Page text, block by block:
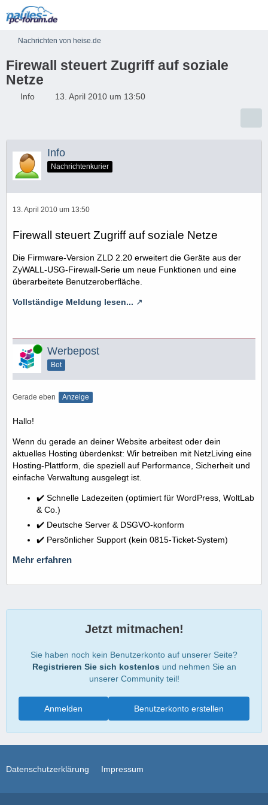
Nachrichten von heise.de
Firewall steuert Zugriff auf soziale
Netze
Info 13. April 2010 um 13:50
Info
Nachrichtenkurier
13. April 2010 um 13:50
Firewall steuert Zugriff auf soziale Netze
Die Firmware-Version ZLD 2.20 erweitert die Geräte aus der
ZyWALL-USG-Firewall-Serie um neue Funktionen und eine
überarbeitete Benutzeroberfläche.
Vollständige Meldung lesen...
Online Werbepost
Bot
Gerade eben Anzeige
Hallo!
Wenn du gerade an deiner Website arbeitest oder dein
aktuelles Hosting überdenkst: Wir betreiben mit NetzLiving eine
Hosting-Plattform, die speziell auf Performance, Sicherheit und
einfache Verwaltung ausgelegt ist.
✔️ Schnelle Ladezeiten (optimiert für WordPress, WoltLab
& Co.)
✔️ Deutsche Server & DSGVO-konform
✔️ Persönlicher Support (kein 0815-Ticket-System)
Mehr erfahren
Jetzt mitmachen!
Sie haben noch kein Benutzerkonto auf unserer Seite?
Registrieren Sie sich kostenlos und nehmen Sie an
unserer Community teil!
Benutzerkonto erstellen
Anmelden
Datenschutzerklärung Impressum